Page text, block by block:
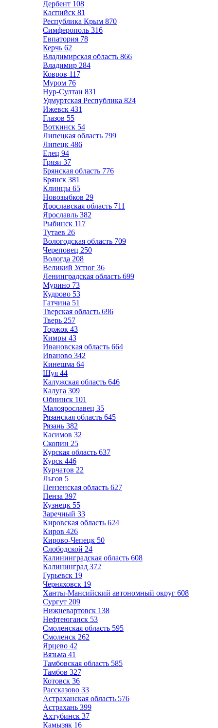
Дербент 108
Каспийск 81
Республика Крым 870
Симферополь 316
Евпатория 78
Керчь 62
Владимирская область 866
Владимир 284
Ковров 117
Муром 76
Нур-Султан 831
Удмуртская Республика 824
Ижевск 431
Глазов 55
Воткинск 54
Липецкая область 799
Липецк 486
Елец 94
Грязи 37
Брянская область 776
Брянск 381
Клинцы 65
Новозыбков 29
Ярославская область 711
Ярославль 382
Рыбинск 117
Тутаев 26
Вологодская область 709
Череповец 250
Вологда 208
Великий Устюг 36
Ленинградская область 699
Мурино 73
Кудрово 53
Гатчина 51
Тверская область 696
Тверь 257
Торжок 43
Кимры 43
Ивановская область 664
Иваново 342
Кинешма 64
Шуя 44
Калужская область 646
Калуга 309
Обнинск 101
Малоярославец 35
Рязанская область 645
Рязань 382
Касимов 32
Скопин 25
Курская область 637
Курск 446
Курчатов 22
Льгов 5
Пензенская область 627
Пенза 397
Кузнецк 55
Заречный 33
Кировская область 624
Киров 426
Кирово-Чепецк 50
Слободской 24
Калининградская область 608
Калининград 372
Гурьевск 19
Черняховск 19
Ханты-Мансийский автономный округ 608
Сургут 209
Нижневартовск 138
Нефтеюганск 53
Смоленская область 595
Смоленск 262
Ярцево 42
Вязьма 41
Тамбовская область 585
Тамбов 327
Котовск 36
Рассказово 33
Астраханская область 576
Астрахань 399
Ахтубинск 37
Камызяк 16